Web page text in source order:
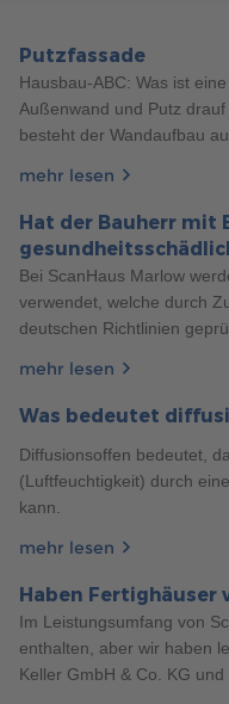
Allgemeines
besten Licht erstrahlen!
achten? Jetzt informieren.
Putzfassade
Hausbau-ABC: Was ist
Außenwand und Putz
besteht der Wandaufbau
mehr lesen
Hat der Bauherr mit
Bei ScanHaus Marlow
verwendet, welche durch
deutschen Richtlinien
mehr lesen
Was bedeutet
Diffusionsoffen bedeutet,
(Luftfeuchtigkeit) durch
kann.
mehr lesen
Haben Fertighäuser
Im Leistungsumfang von
enthalten, aber wir haben
Keller GmbH & Co. KG und